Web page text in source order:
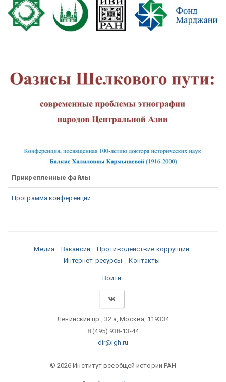
Прикрепленные файлы
Программа конференции
Медиа Вакансии
Противодействие коррупции
Интернет-ресурсы
Контакты
Войти
Ленинский пр., 32 а, Москва, 119334
8 (495) 938-13-44
dir@igh.ru
© 2026 Институт всеобщей истории РАН